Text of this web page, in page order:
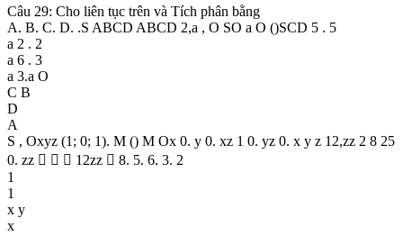
Câu 29: Cho liên tục trên và Tích phân bằng
A. B. C. D. .S ABCD ABCD 2,a , O SO a O ()SCD 5 . 5
a 2 . 2
a 6 . 3
a 3.a O
C B
D
A
S , Oxyz (1; 0; 1). M () M Ox 0. y 0. xz 1 0. yz 0. x y z 12,zz 2 8 25
0. zz    12zz  8. 5. 6. 3. 2
1
1
x y
x